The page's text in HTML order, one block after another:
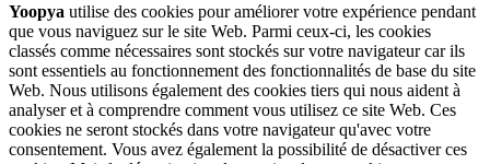
Yoopya utilise des cookies pour améliorer votre expérience pendant
que vous naviguez sur le site Web. Parmi ceux-ci, les cookies
classés comme nécessaires sont stockés sur votre navigateur car ils
sont essentiels au fonctionnement des fonctionnalités de base du site
Web. Nous utilisons également des cookies tiers qui nous aident à
analyser et à comprendre comment vous utilisez ce site Web. Ces
cookies ne seront stockés dans votre navigateur qu'avec votre
consentement. Vous avez également la possibilité de désactiver ces